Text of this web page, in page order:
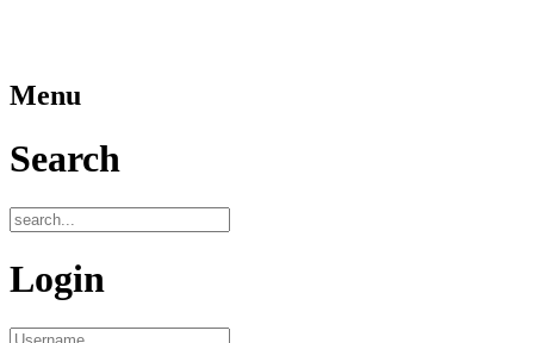
Menu
Search
Login